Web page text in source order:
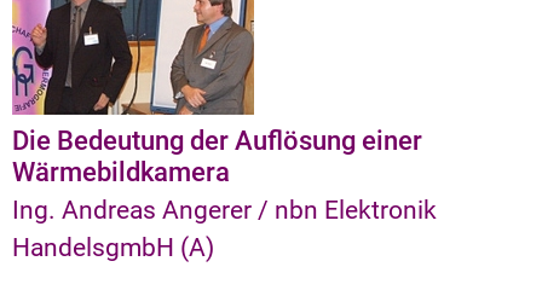
Die Bedeutung der Auflösung einer
Wärmebildkamera
Ing. Andreas Angerer / nbn Elektronik
HandelsgmbH (A)